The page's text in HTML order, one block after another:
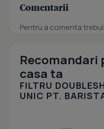
Comentarii
Pentru a comenta
Recomandari
casa ta
FILTRU
UNIC PT.